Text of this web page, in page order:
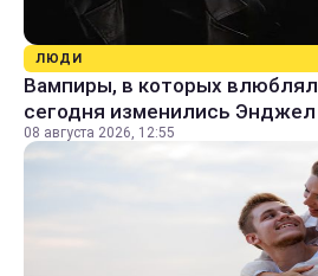
ЛЮДИ
Вампиры, в которых
сегодня изменились
08 августа 2026, 12:55